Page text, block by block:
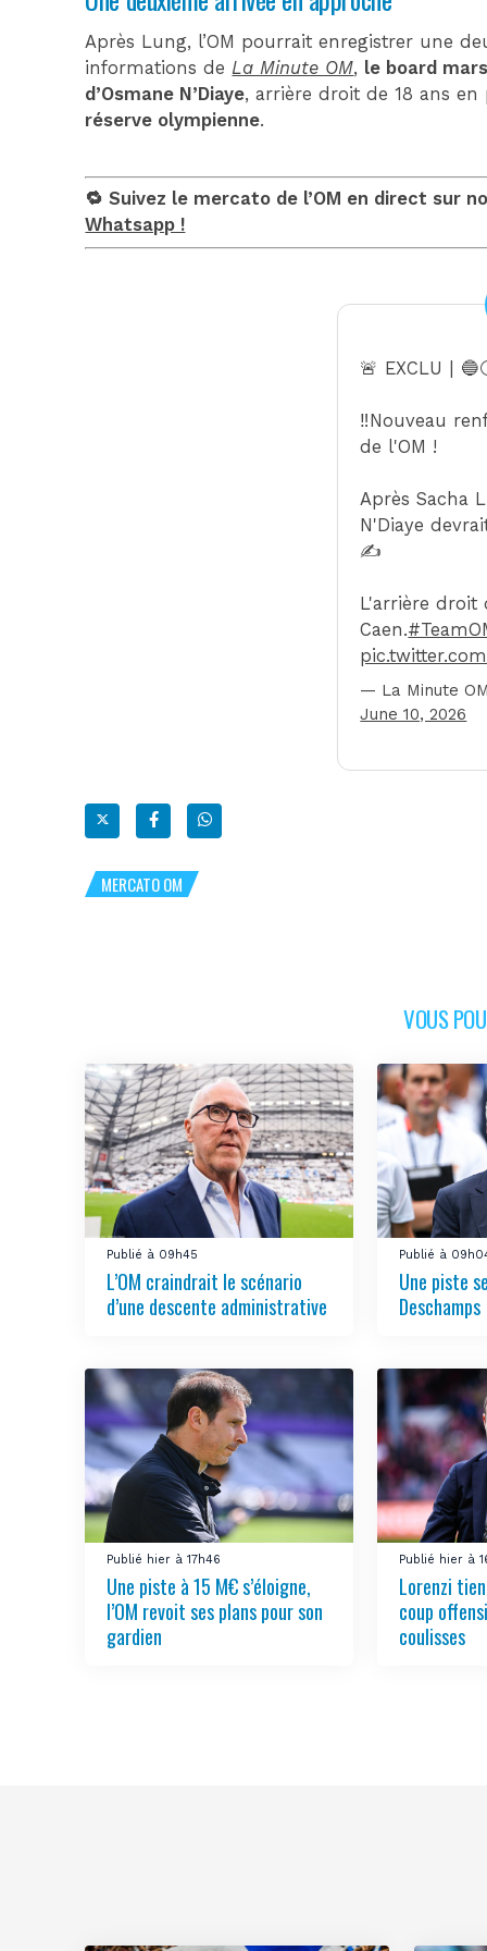
Après Lung, l’OM pourrait enregistrer une
informations de La Minute OM, le board
d’Osmane N’Diaye, arrière droit de 18 ans
réserve olympienne.
🔁 Suivez le mercato de l’OM en direct sur
Whatsapp !
🚨 EXCLU |
‼️Nouveau
de l'OM !
Après Sacha
N'Diaye
✍️
L'arrière droit
Caen.
— La Minute
June 10, 2026
MERCATO OM
VOUS
Publié à 09h45
L’OM craindrait le scénario
d’une descente administrative
Publié à
Une piste
Deschamps
Publié hier à 17h46
Une piste à 15 M€ s’éloigne,
l’OM revoit ses plans pour son
gardien
Publié hier à
Lorenzi
coup
coulisses